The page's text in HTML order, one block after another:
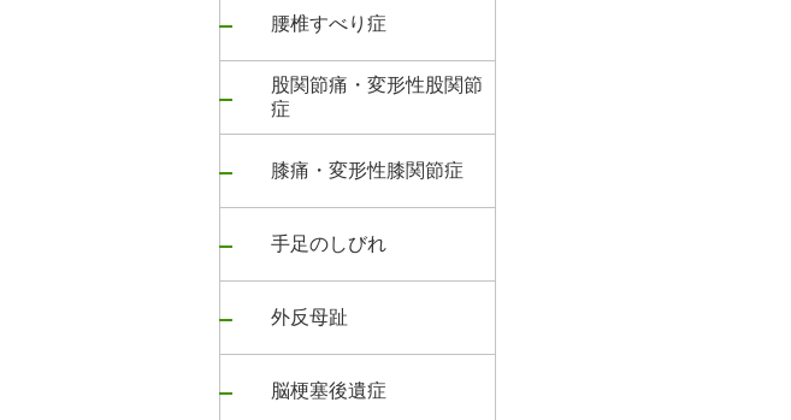
腰椎すべり症
股関節痛・変形性股関節
症
膝痛・変形性膝関節症
手足のしびれ
外反母趾
脳梗塞後遺症